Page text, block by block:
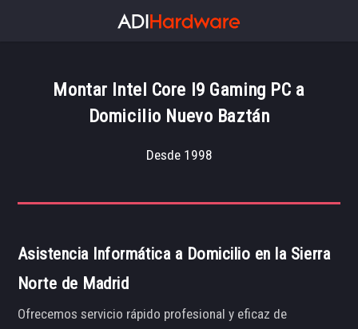
Montar Intel Core I9 Gaming PC a
Domicilio Nuevo Baztán
Desde 1998
Asistencia Informática a Domicilio en la Sierra
Norte de Madrid
Ofrecemos servicio rápido profesional y eficaz de